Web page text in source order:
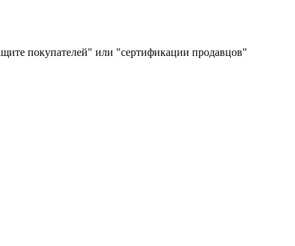
покупателей" или "сертификации продавцов"